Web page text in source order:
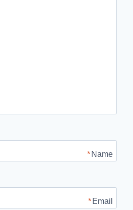
Name
*
Email
*